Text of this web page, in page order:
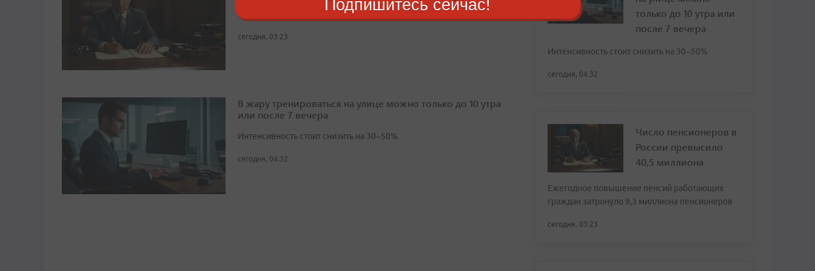
миллиона пенсионеров
сегодня, 03:23
В жару тренироваться на улице можно только до 10 утра
или после 7 вечера
Интенсивность стоит снизить на 30–50%
сегодня, 04:32
только до 10 утра или
после 7 вечера
Интенсивность стоит снизить на 30–50%
сегодня, 04:32
Число пенсионеров в
России превысило
40,5 миллиона
Ежегодное повышение пенсий работающих
граждан затронуло 9,3 миллиона пенсионеров
сегодня, 03:23
Подпишитесь сейчас!